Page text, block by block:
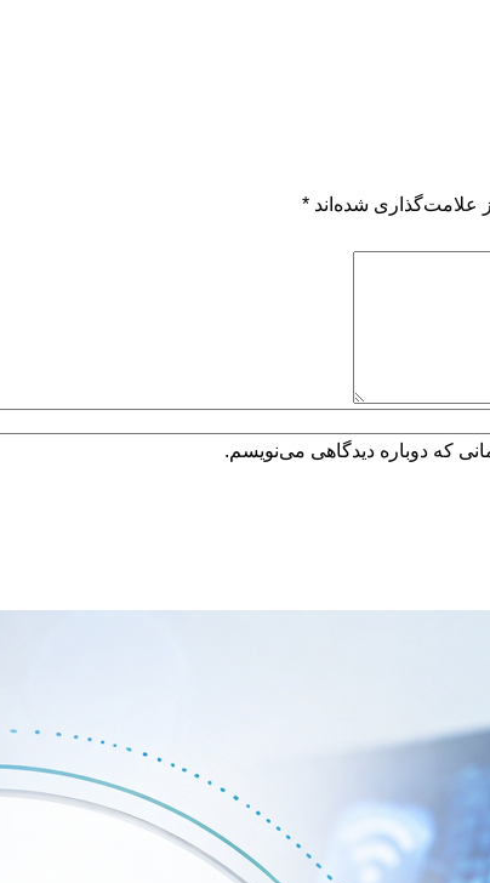
علامت‌گذاری شده‌اند *
که دوباره دیدگاهی می‌نویسم.